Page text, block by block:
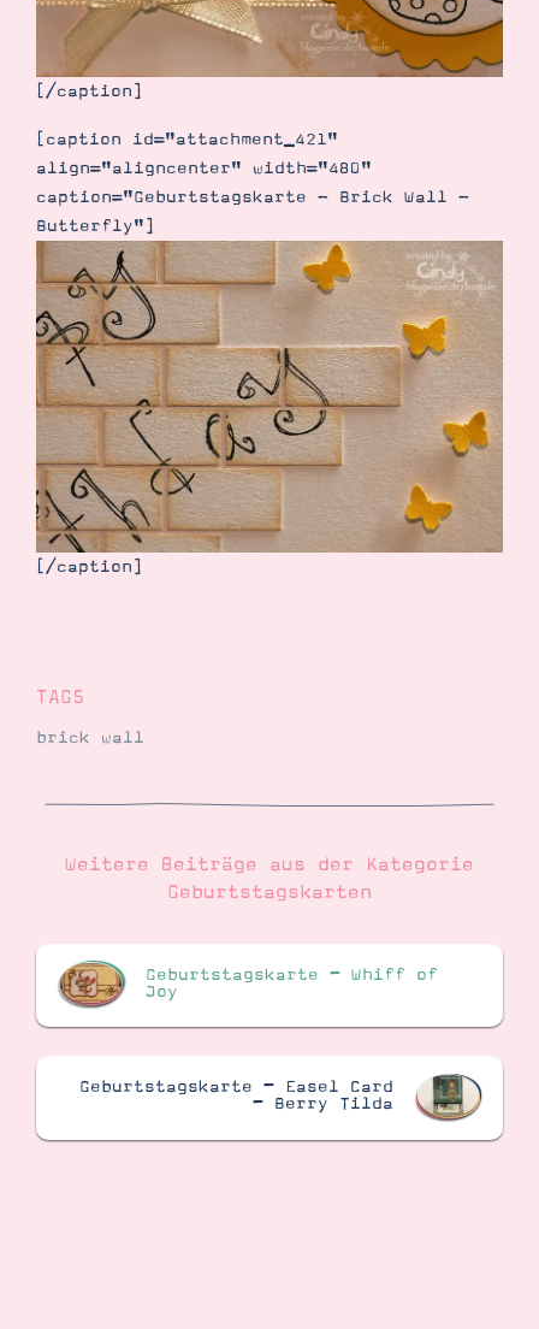
[/caption]
[caption id="attachment_421"
align="aligncenter" width="480"
caption="Geburtstagskarte - Brick Wall -
Butterfly"]
[/caption]
TAGS
brick wall
Weitere Beiträge aus der Kategorie
Geburtstagskarten
Geburtstagskarte – Whiff of
Joy
Geburtstagskarte – Easel Card
– Berry Tilda